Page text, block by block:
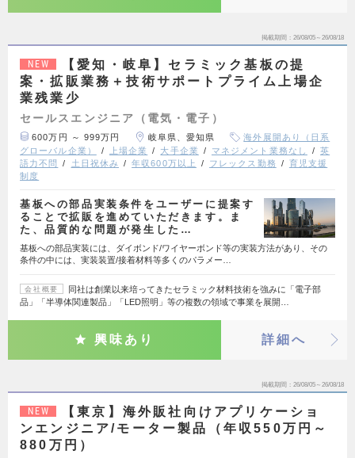
掲載期間 26/08/05～26/08/18
NEW
【愛知・岐阜】セラミック基板の提
案・拡販業務＋技術サポートプライム上場企
業残業少
セールスエンジニア（電気・電子）
600万円 ～ 999万円 岐阜県、愛知県
海外展開あり（日系
グローバル企業）
上場企業 大手企業 マネジメント業務なし
英
語力不問
土日祝休み 年収600万以上 フレックス勤務
育児支援
制度
基板への部品実装条件をユーザーに提案す
ることで拡販を進めていただきます。ま
た、品質的な問題が発生した…
基板への部品実装には、ダイボンド/ワイヤーボンド等の実装方法があり、その
条件の中には、実装装置/接着材料等多くのパラメー…
会社概要
同社は創業以来培ってきたセラミック材料技術を強みに「電子部
品」「半導体関連製品」「LED照明」等の複数の領域で事業を展開…
興味あり 詳細へ
掲載期間 26/08/05～26/08/18
NEW
【東京】海外販社向けアプリケーショ
ンエンジニア/モーター製品（年収550万円～
880万円）